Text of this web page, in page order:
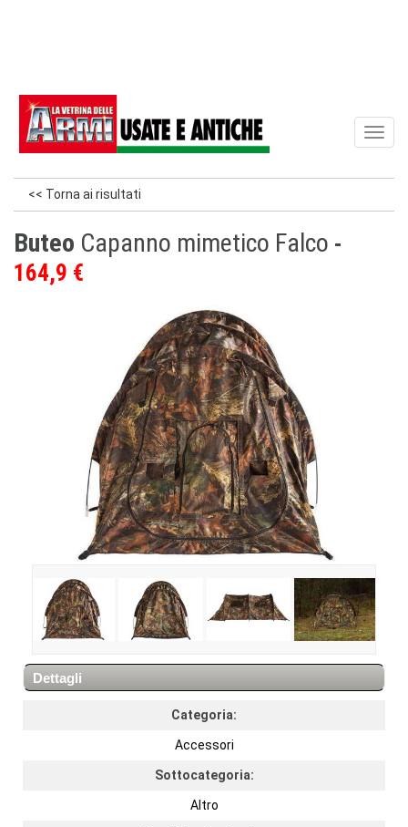
<< Torna ai risultati
Buteo Capanno mimetico Falco
164,9 €
Dettagli
Categoria:
Accessori
Sottocategoria:
Altro